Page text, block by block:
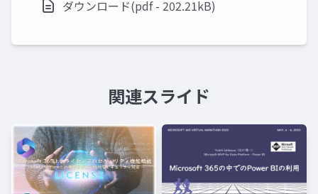
ダウンロード(pdf - 202.21kB)
関連スライド